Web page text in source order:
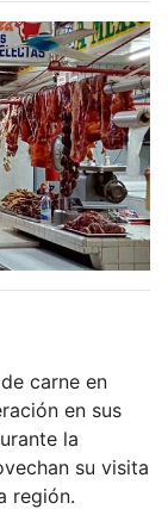
carne en
en sus
la
su visita
región.